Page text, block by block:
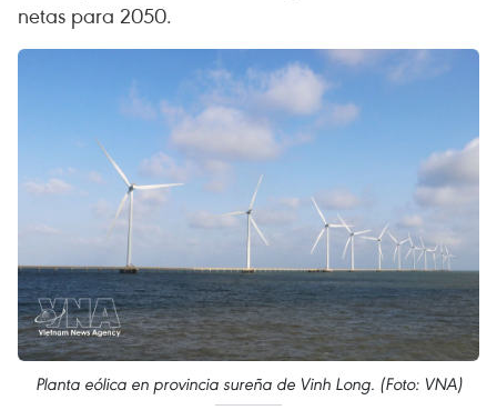
netas para 2050.
Planta eólica en provincia sureña de Vinh Long. (Foto: VNA)